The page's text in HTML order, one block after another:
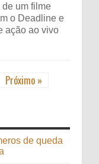
um filme
o Deadline e
ação ao vivo
Próximo »
de queda